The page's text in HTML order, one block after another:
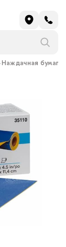
Наждачная бумага